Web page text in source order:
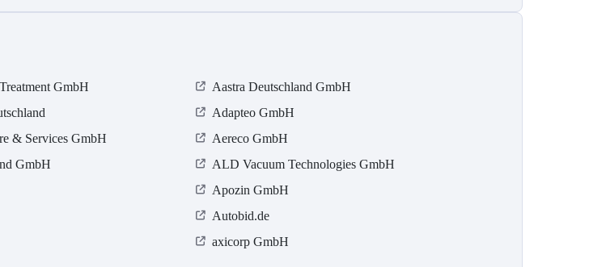
GmbH
Aastra Deutschland GmbH
Adapteo GmbH
& Services GmbH
Aereco GmbH
GmbH
ALD Vacuum Technologies GmbH
Apozin GmbH
Autobid.de
axicorp GmbH